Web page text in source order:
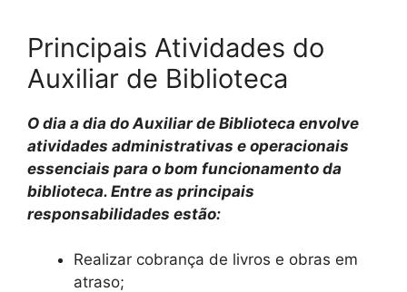
Principais Atividades do
Auxiliar de Biblioteca
O dia a dia do Auxiliar de Biblioteca envolve
atividades administrativas e operacionais
essenciais para o bom funcionamento da
biblioteca. Entre as principais
responsabilidades estão:
Realizar cobrança de livros e obras em
atraso;